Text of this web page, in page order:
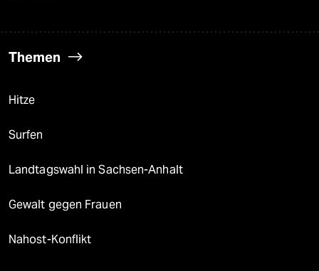
Themen
Hitze
Surfen
Landtagswahl in Sachsen-Anhalt
Gewalt gegen Frauen
Nahost-Konflikt